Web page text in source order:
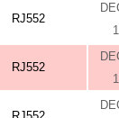
RJ552
RJ552